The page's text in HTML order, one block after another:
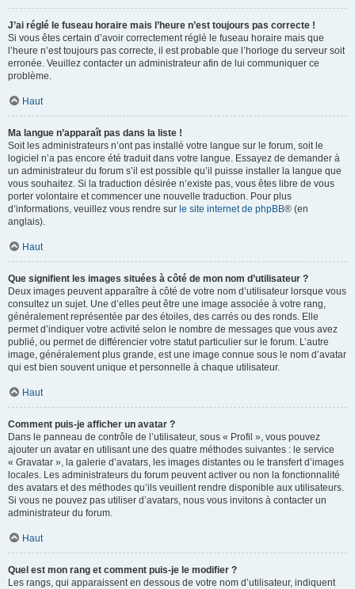
J’ai réglé le fuseau horaire mais l’heure n’est toujours pas correcte !
Si vous êtes certain d’avoir correctement réglé le fuseau horaire mais que
l’heure n’est toujours pas correcte, il est probable que l’horloge du serveur soit
erronée. Veuillez contacter un administrateur afin de lui communiquer ce
problème.
Haut
Ma langue n’apparaît pas dans la liste !
Soit les administrateurs n’ont pas installé votre langue sur le forum, soit le
logiciel n’a pas encore été traduit dans votre langue. Essayez de demander à
un administrateur du forum s’il est possible qu’il puisse installer la langue que
vous souhaitez. Si la traduction désirée n’existe pas, vous êtes libre de vous
porter volontaire et commencer une nouvelle traduction. Pour plus
d’informations, veuillez vous rendre sur le site internet de phpBB® (en
anglais).
Haut
Que signifient les images situées à côté de mon nom d’utilisateur ?
Deux images peuvent apparaître à côté de votre nom d’utilisateur lorsque vous
consultez un sujet. Une d’elles peut être une image associée à votre rang,
généralement représentée par des étoiles, des carrés ou des ronds. Elle
permet d’indiquer votre activité selon le nombre de messages que vous avez
publié, ou permet de différencier votre statut particulier sur le forum. L’autre
image, généralement plus grande, est une image connue sous le nom d’avatar
qui est bien souvent unique et personnelle à chaque utilisateur.
Haut
Comment puis-je afficher un avatar ?
Dans le panneau de contrôle de l’utilisateur, sous « Profil », vous pouvez
ajouter un avatar en utilisant une des quatre méthodes suivantes : le service
« Gravatar », la galerie d’avatars, les images distantes ou le transfert d’images
locales. Les administrateurs du forum peuvent activer ou non la fonctionnalité
des avatars et des méthodes qu’ils veuillent rendre disponible aux utilisateurs.
Si vous ne pouvez pas utiliser d’avatars, nous vous invitons à contacter un
administrateur du forum.
Haut
Quel est mon rang et comment puis-je le modifier ?
Les rangs, qui apparaissent en dessous de votre nom d’utilisateur, indiquent